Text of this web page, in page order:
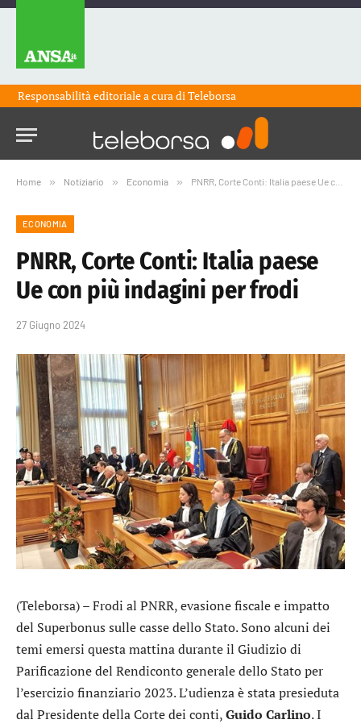
Responsabilità editoriale a cura diTeleborsa
Home » Notiziario » Economia » PNRR, Corte Conti: Italia paese Ue con più indagini per frodi
ECONOMIA
PNRR, Corte Conti: Italia paese
Ue con più indagini per frodi
27 Giugno 2024
(Teleborsa) – Frodi al PNRR, evasione fiscale e impatto
del Superbonus sulle casse dello Stato. Sono alcuni dei
temi emersi questa mattina durante il Giudizio di
Parificazione del Rendiconto generale dello Stato per
l’esercizio finanziario 2023. L’udienza è stata presieduta
dal Presidente della Corte dei conti,Guido Carlino. I